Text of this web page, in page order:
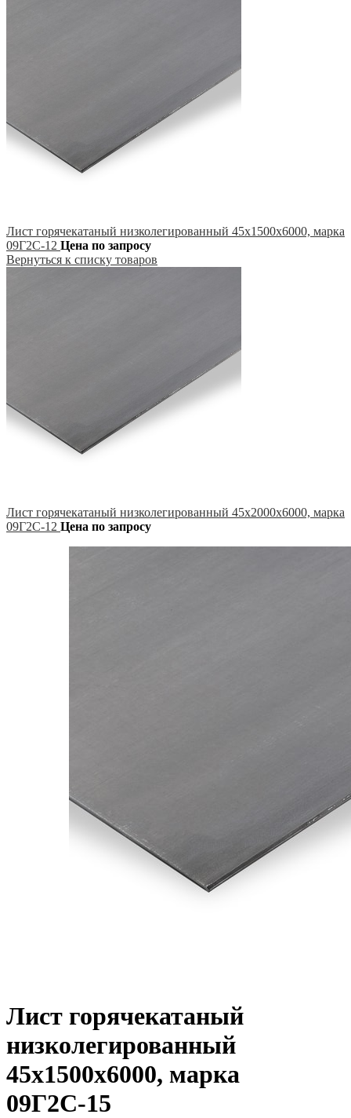
Лист горячекатаный низколегированный 45х1500х6000, марка
09Г2С-12 Цена по запросу
Вернуться к списку товаров
Лист горячекатаный низколегированный 45х2000х6000, марка
09Г2С-12 Цена по запросу
Лист горячекатаный
низколегированный
45х1500х6000, марка
09Г2С-15